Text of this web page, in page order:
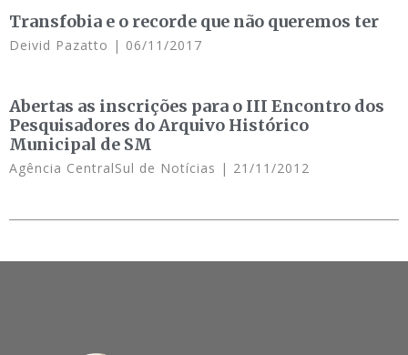
Transfobia e o recorde que não queremos ter
Deivid Pazatto 06/11/2017
Abertas as inscrições para o III Encontro dos
Pesquisadores do Arquivo Histórico
Municipal de SM
Agência CentralSul de Notícias 21/11/2012